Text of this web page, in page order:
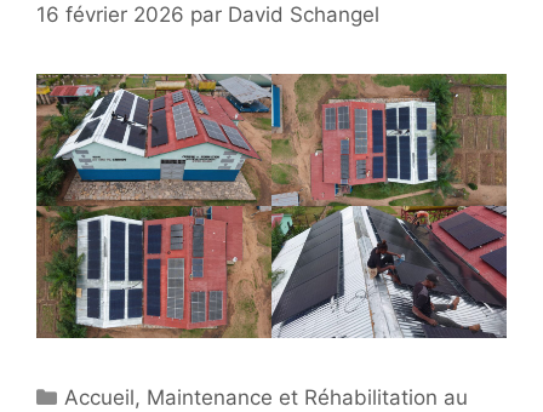
16 février 2026 par David Schangel
Catégories
Accueil, Maintenance et Réhabilitation au